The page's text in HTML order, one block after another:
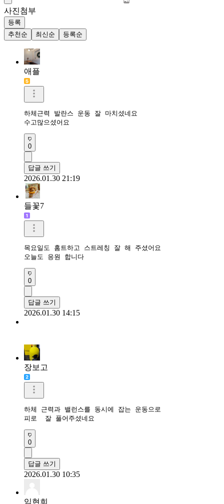
사진첨부
등록
추천순
최신순 등록순
애플
하체근력 발란스 운동 잘 마치셨네요
수고많으셨어요
0
답글 쓰기
2026.01.30 21:19
들꽃7
목요일도 홈트하고 스트레칭 잘 해 주셨어요
오늘도 응원 합니다
0
답글 쓰기
2026.01.30 14:15
장보고
하체 근력과 밸런스를 동시에 잡는 운동으로
피로  잘 풀어주셨네요
0
답글 쓰기
2026.01.30 10:35
임현희